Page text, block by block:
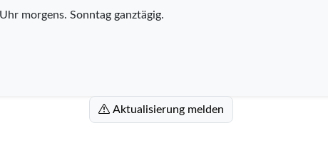
morgens. Sonntag ganztägig.
Aktualisierung melden